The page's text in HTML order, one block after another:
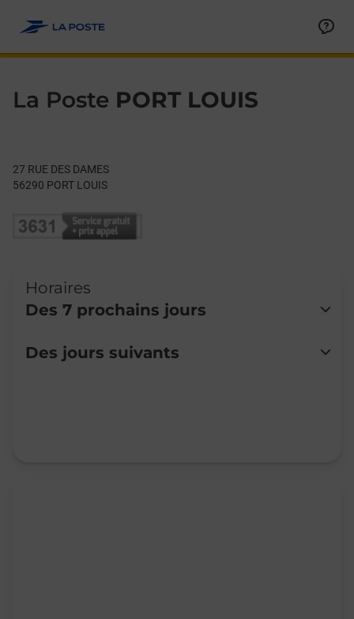
La Poste PORT LOUIS
27 RUE DES DAMES
56290 PORT LOUIS
Horaires
Des 7 prochains jours
Lundi 09:45-12:00
Des jours suivants